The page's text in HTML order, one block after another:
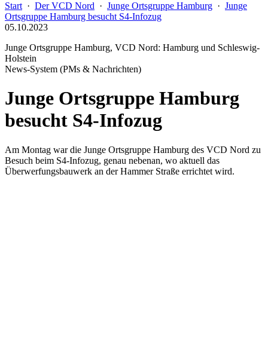
Start · Der VCD Nord · Junge Ortsgruppe Hamburg · Junge
Ortsgruppe Hamburg besucht S4-Infozug
05.10.2023
Junge Ortsgruppe Hamburg, VCD Nord: Hamburg und Schleswig-
Holstein
News-System (PMs & Nachrichten)
Junge Ortsgruppe Hamburg
besucht S4-Infozug
Am Montag war die Junge Ortsgruppe Hamburg des VCD Nord zu
Besuch beim S4-Infozug, genau nebenan, wo aktuell das
Überwerfungsbauwerk an der Hammer Straße errichtet wird.